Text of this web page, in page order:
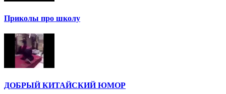
Приколы про школу
ДОБРЫЙ КИТАЙСКИЙ ЮМОР